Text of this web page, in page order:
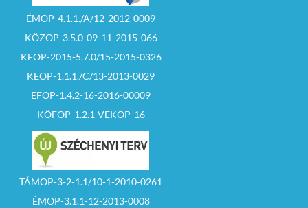
ÉMOP-4.1.1./A/12-2012-0009
KÖZOP-3.5.0-09-11-2015-066
KEOP-2015-5.7.0/15-2015-0326
KEOP-1.1.1./C/13-2013-0029
EFOP-1.4.2-16-2016-00009
KÖFOP-1.2.1-VEKOP-16
TÁMOP-3-2-1.1/10-1-2010-0261
ÉMOP-3.1.1-12-2013-0008